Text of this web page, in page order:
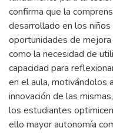
confirma que la
desarrollado en los
oportunidades de
como la necesidad de
capacidad para
en el aula, motivándolos
innovación de las
los estudiantes
ello mayor autonomía